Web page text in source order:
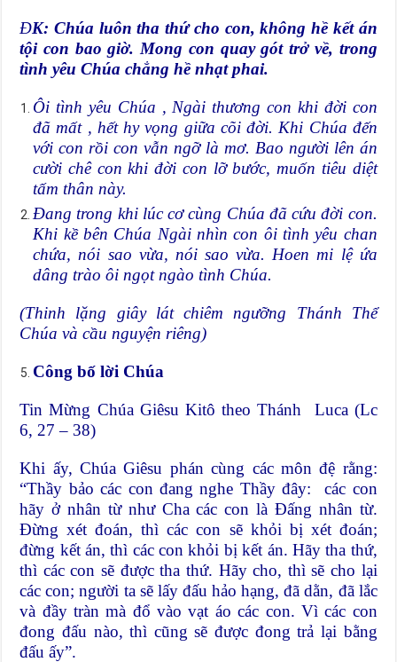
ĐK: Chúa luôn tha thứ cho con, không hề kết án
tội con bao giờ. Mong con quay gót trở về, trong
tình yêu Chúa chẳng hề nhạt phai.
Ôi tình yêu Chúa , Ngài thương con khi đời con
đã mất , hết hy vọng giữa cõi đời. Khi Chúa đến
với con rồi con vẫn ngỡ là mơ. Bao người lên án
cười chê con khi đời con lỡ bước, muốn tiêu diệt
tấm thân này.
Đang trong khi lúc cơ cùng Chúa đã cứu đời con.
Khi kề bên Chúa Ngài nhìn con ôi tình yêu chan
chứa, nói sao vừa, nói sao vừa. Hoen mi lệ ứa
dâng trào ôi ngọt ngào tình Chúa.
(Thinh lặng giây lát chiêm ngưỡng Thánh Thể
Chúa và cầu nguyện riêng)
Công bố lời Chúa
Tin Mừng Chúa Giêsu Kitô theo Thánh Luca (Lc
6, 27 – 38)
Khi ấy, Chúa Giêsu phán cùng các môn đệ rằng:
“Thầy bảo các con đang nghe Thầy đây: các con
hãy ở nhân từ như Cha các con là Đấng nhân từ.
Đừng xét đoán, thì các con sẽ khỏi bị xét đoán;
đừng kết án, thì các con khỏi bị kết án. Hãy tha thứ,
thì các con sẽ được tha thứ. Hãy cho, thì sẽ cho lại
các con; người ta sẽ lấy đấu hảo hạng, đã dằn, đã lắc
và đầy tràn mà đổ vào vạt áo các con. Vì các con
đong đấu nào, thì cũng sẽ được đong trả lại bằng
đấu ấy”.